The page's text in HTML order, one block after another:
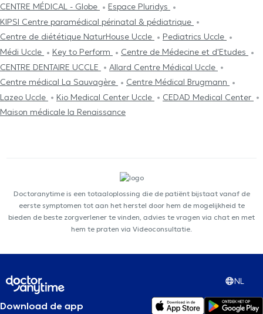
CENTRE MÉDICAL - Globe
Espace Pluridys
KIPSI Centre paramédical périnatal & pédiatrique
Centre de diététique NaturHouse Uccle
Pediatrics Uccle
Médi Uccle
Key to Perform
Centre de Médecine et d'Etudes
CENTRE DENTAIRE UCCLE
Allard Centre Médical Uccle
Centre médical La Sauvagère
Centre Médical Brugmann
Lazeo Uccle
Kio Medical Center Uccle
CEDAD Medical Center
Maison médicale la Renaissance
Doctoranytime is een totaaloplossing die de patiënt bijstaat vanaf de
eerste symptomen tot aan het herstel door hem de mogelijkheid te
bieden de beste zorgverlener te vinden, advies te vragen via chat en met
hem te praten via Videoconsultatie.
NL
Download de app